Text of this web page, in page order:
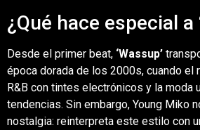
¿Qué hace especial a
Desde el primer beat, ‘Wassup’
época dorada de los 2000s, cuando el
R&B con tintes electrónicos y la moda
tendencias. Sin embargo, Young Miko
nostalgia: reinterpreta este estilo con